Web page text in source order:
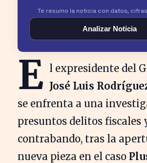
Te resumo la noticia con datos,
Analizar Noticia
E l expresidente del
José Luis
se enfrenta a una
presuntos delitos fiscales
contrabando, tras la
nueva pieza en el caso